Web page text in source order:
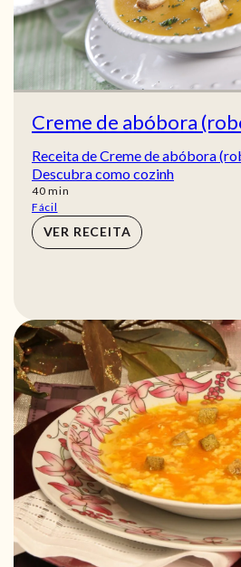
Creme de abóbora
Receita de Creme de abóbora
Descubra como cozinh
40min
min
Fácil
VER RECEITA